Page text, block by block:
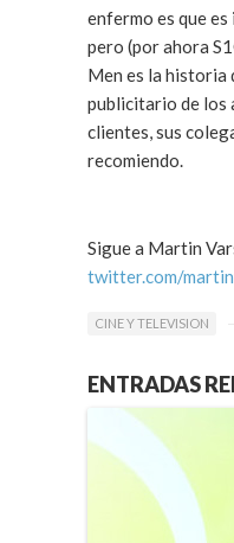
enfermo es que
pero (por ahora
Men es la historia
publicitario de los años 60. De
clientes, sus
recomiendo.
Sigue a Martin
twitter.com/
CINE Y TELEVISION
ENTRADAS